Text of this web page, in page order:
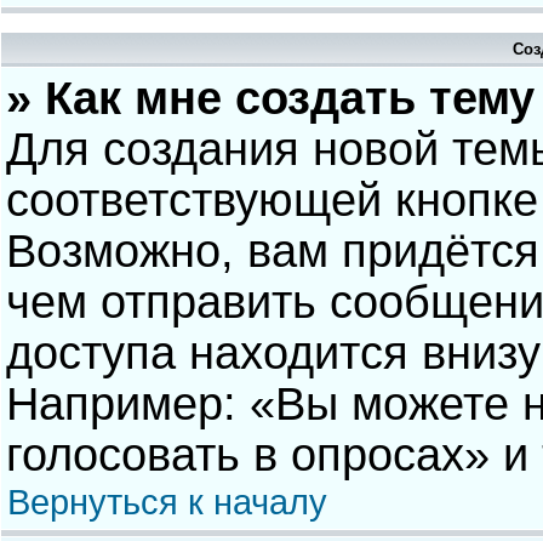
» Как мне создать
Для создания новой
соответствующей
Возможно, вам
чем отправить
доступа находится
Например: «Вы можете
голосовать в опросах» и
Вернуться к началу